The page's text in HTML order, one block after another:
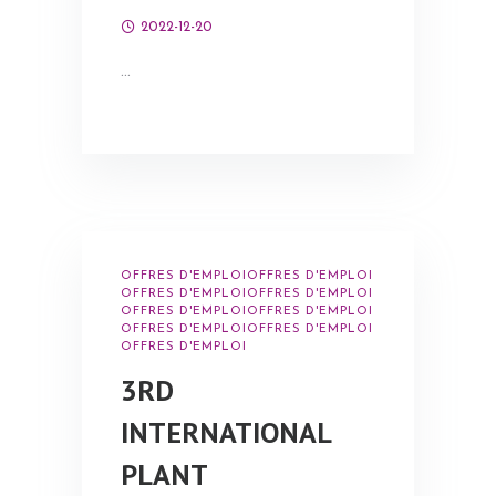
2022-12-20
…
OFFRES D'EMPLOI OFFRES D'EMPLOI
OFFRES D'EMPLOI OFFRES D'EMPLOI
OFFRES D'EMPLOI OFFRES D'EMPLOI
OFFRES D'EMPLOI OFFRES D'EMPLOI
OFFRES D'EMPLOI
3RD
INTERNATIONAL
PLANT